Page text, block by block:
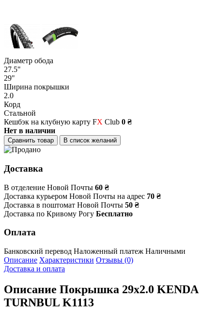
Диаметр обода
27.5"
29"
Ширина покрышки
2.0
Корд
Стальной
Кешбэк на клубную карту FX Club 0 ₴
Нет в наличии
Сравнить товар В список желаний
Доставка
В отделение Новой Почты 60 ₴
Доставка курьером Новой Почты на адрес 70 ₴
Доставка в поштомат Новой Почты 50 ₴
Доставка по Кривому Рогу Бесплатно
Оплата
Банковский перевод Наложенный платеж Наличными
Описание Характеристики Отзывы (0)
Доставка и оплата
Описание Покрышка 29x2.0 KENDA
TURNBUL K1113